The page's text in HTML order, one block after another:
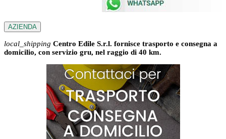
AZIENDA
local_shipping Centro Edile S.r.l. fornisce trasporto e consegna a
domicilio, con servizio gru, nel raggio di 40 km.